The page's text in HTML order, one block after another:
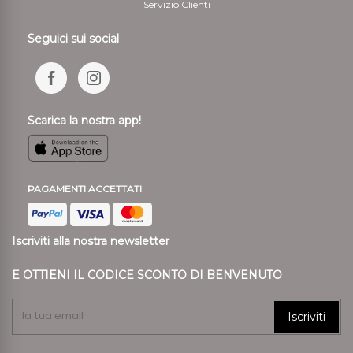
Servizio Clienti
Seguici sui social
Scarica la nostra app!
PAGAMENTI ACCETTATI
Iscriviti alla nostra newsletter
E OTTIENI IL CODICE SCONTO DI BENVENUTO
Iscriviti